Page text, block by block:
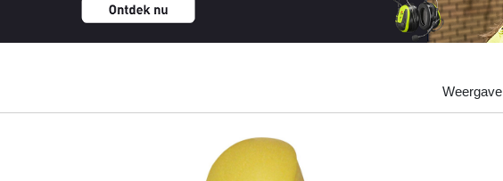
Weergave